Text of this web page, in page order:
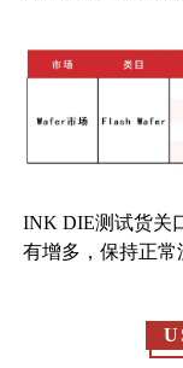
INK DIE测试货关
有增多，保持正常